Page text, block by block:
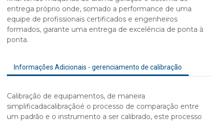
entrega próprio onde, somado a performance de uma
equipe de profissionais certificados e engenheiros
formados, garante uma entrega de excelência de ponta à
ponta.
Informações Adicionais - gerenciamento de calibração
Calibração de equipamentos, de maneira
simplificadacalibraçãoé o processo de comparação entre
um padrão e o instrumento a ser calibrado, este processo